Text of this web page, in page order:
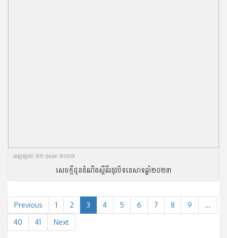
ចេញ​ផ្សាយ​ ២២ ឧសភា ២០២៣
សេចក្តីជូនដំណឹងស្តីពីរដូវបិទនេសាទឆ្នាំ២០២៣
Previous 1 2 3 4 5 6 7 8 9
...
40
41 Next